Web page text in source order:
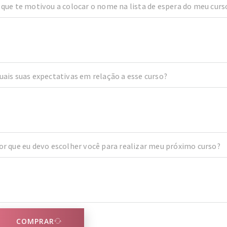
que te motivou a colocar o nome na lista de espera do meu
suas expectativas em relação a esse curso?
que eu devo escolher você para realizar meu próximo curso?
COMPRAR